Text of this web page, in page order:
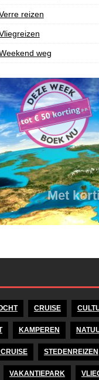
reizen
weg
CRUISE
KAMPEREN
STEDENREIZEN
VAKANTIEPARK